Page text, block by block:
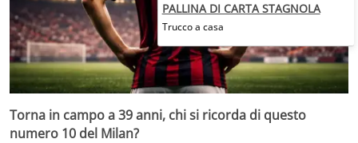
Torna in campo a 39 anni, chi si ricorda di questo
numero 10 del Milan?
PALLINA DI CARTA STAGNOLA
Trucco a casa